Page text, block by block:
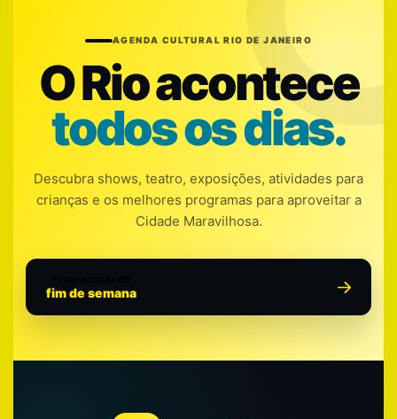
AGENDA CULTURAL RIO DE JANEIRO
O Rio acontece
todos os dias.
Descubra shows, teatro, exposições, atividades para
crianças e os melhores programas para aproveitar a
Cidade Maravilhosa.
fim de semana